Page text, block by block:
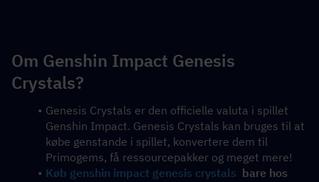
Om Genshin Impact Genesis
Crystals?
Genesis Crystals er den officielle valuta i spillet
Genshin Impact. Genesis Crystals kan bruges til at
købe genstande i spillet, konvertere dem til
Primogems, få ressourcepakker og meget mere!
Køb genshin impact genesis crystals
  bare hos